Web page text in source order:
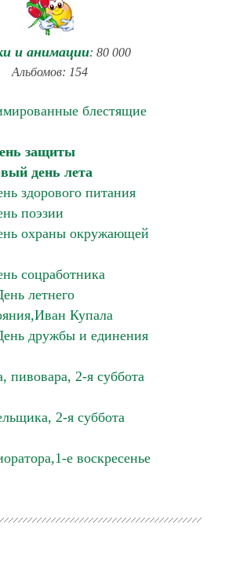
и анимации: 80 000
Альбомов: 154
блестящие
защиты
день лета
здорового питания
поэзии
охраны окружающей
соцработника
летнего
Купала
дружбы и единения
пивовара, 2-я суббота
2-я суббота
е воскресенье